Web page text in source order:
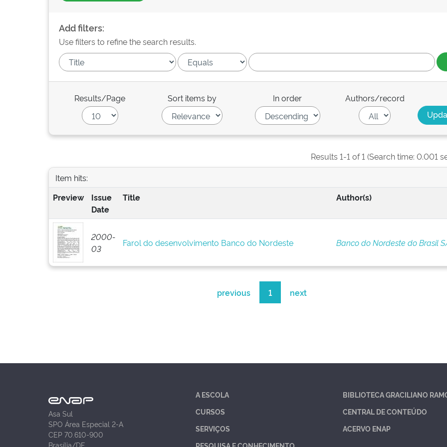
Add filters:
Use filters to refine the search results.
Results/Page Sort items by In order Authors/record
Results 1-1 of 1 (Search time: 0.001
Item hits:
Preview
Issue
Date
Title Author(s)
2000-
03
Farol do desenvolvimento Banco do Nordeste Banco do Nordeste do Brasil
previous 1 next
Asa Sul
SPO Área Especial 2-A
CEP 70.610-900
Brasília/DF
A ESCOLA
CURSOS
SERVIÇOS
BIBLIOTECA GRACILIANO
CENTRAL DE CONTEÚDO
ACERVO ENAP